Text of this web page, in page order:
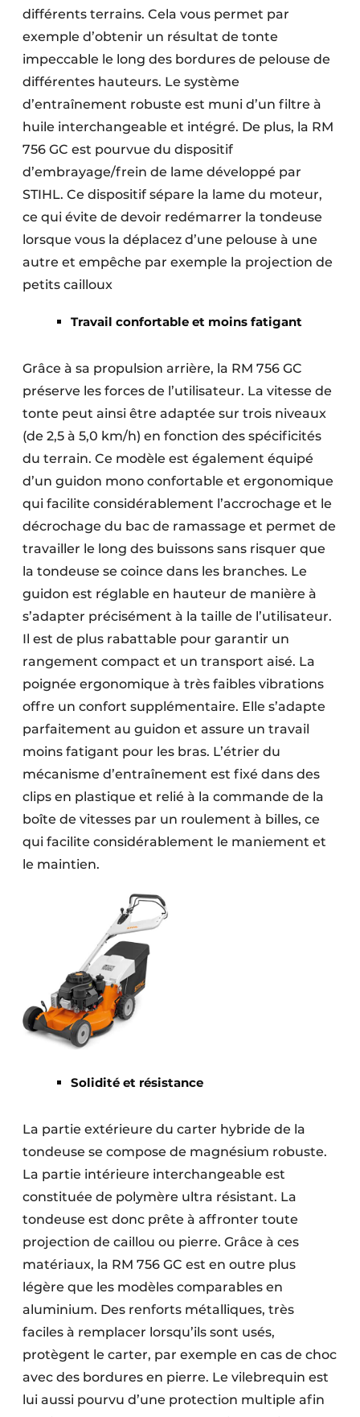
différents terrains. Cela vous permet par
exemple d’obtenir un résultat de tonte
impeccable le long des bordures de pelouse de
différentes hauteurs. Le système
d’entraînement robuste est muni d’un filtre à
huile interchangeable et intégré. De plus, la RM
756 GC est pourvue du dispositif
d’embrayage/frein de lame développé par
STIHL. Ce dispositif sépare la lame du moteur,
ce qui évite de devoir redémarrer la tondeuse
lorsque vous la déplacez d’une pelouse à une
autre et empêche par exemple la projection de
petits cailloux
Travail confortable et moins fatigant
Grâce à sa propulsion arrière, la RM 756 GC
préserve les forces de l’utilisateur. La vitesse de
tonte peut ainsi être adaptée sur trois niveaux
(de 2,5 à 5,0 km/h) en fonction des spécificités
du terrain. Ce modèle est également équipé
d’un guidon mono confortable et ergonomique
qui facilite considérablement l’accrochage et le
décrochage du bac de ramassage et permet de
travailler le long des buissons sans risquer que
la tondeuse se coince dans les branches. Le
guidon est réglable en hauteur de manière à
s’adapter précisément à la taille de l’utilisateur.
Il est de plus rabattable pour garantir un
rangement compact et un transport aisé. La
poignée ergonomique à très faibles vibrations
offre un confort supplémentaire. Elle s’adapte
parfaitement au guidon et assure un travail
moins fatigant pour les bras. L’étrier du
mécanisme d’entraînement est fixé dans des
clips en plastique et relié à la commande de la
boîte de vitesses par un roulement à billes, ce
qui facilite considérablement le maniement et
le maintien.
Solidité et résistance
La partie extérieure du carter hybride de la
tondeuse se compose de magnésium robuste.
La partie intérieure interchangeable est
constituée de polymère ultra résistant. La
tondeuse est donc prête à affronter toute
projection de caillou ou pierre. Grâce à ces
matériaux, la RM 756 GC est en outre plus
légère que les modèles comparables en
aluminium. Des renforts métalliques, très
faciles à remplacer lorsqu’ils sont usés,
protègent le carter, par exemple en cas de choc
avec des bordures en pierre. Le vilebrequin est
lui aussi pourvu d’une protection multiple afin